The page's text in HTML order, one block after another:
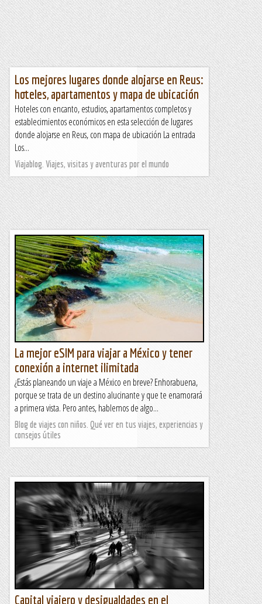
Los mejores lugares donde alojarse en Reus:
hoteles, apartamentos y mapa de ubicación
Hoteles con encanto, estudios, apartamentos completos y
establecimientos económicos en esta selección de lugares
donde alojarse en Reus, con mapa de ubicación La entrada
Los...
Viajablog. Viajes, visitas y aventuras por el mundo
La mejor eSIM para viajar a México y tener
conexión a internet ilimitada
¿Estás planeando un viaje a México en breve? Enhorabuena,
porque se trata de un destino alucinante y que te enamorará
a primera vista. Pero antes, hablemos de algo...
Blog de viajes con niños. Qué ver en tus viajes, experiencias y
consejos útiles
Capital viajero y desigualdades en el